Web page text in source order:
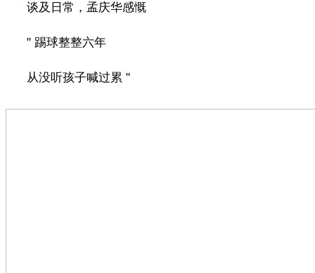
谈及日常，孟庆华感慨
" 踢球整整六年
从没听孩子喊过累 "